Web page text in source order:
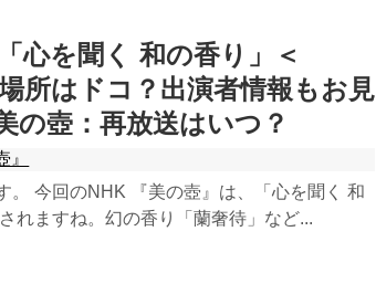
心を聞く 和の香り」＜
所はドコ？出演者情報もお見
の壺：再放送はいつ？
』
。 今回のNHK 『美の壺』は、「心を聞く 和
れますね。幻の香り「蘭奢待」など...